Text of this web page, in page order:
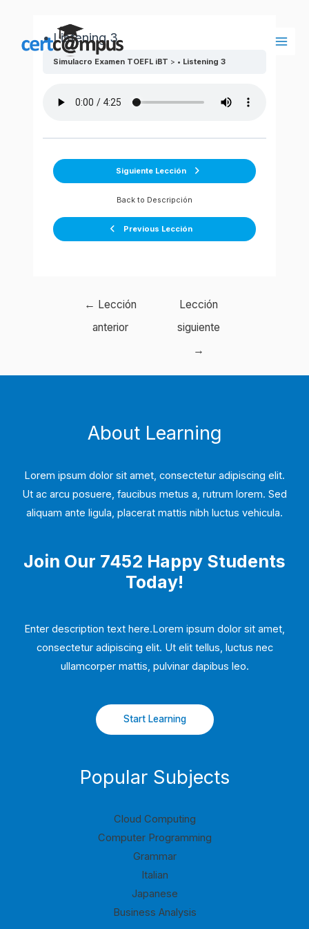
contenido
• Listening 3
Simulacro Examen TOEFL iBT • Listening 3
Previous Lección
Back to Descripción
Siguiente Lección
Navegación
← Lección
anterior
Lección
siguiente
→
About Learning
Lorem ipsum dolor sit amet, consectetur adipiscing elit.
Ut ac arcu posuere, faucibus metus a, rutrum lorem. Sed
aliquam ante ligula, placerat mattis nibh luctus vehicula.
Join Our 7452 Happy Students​
Today!
Enter description text here.Lorem ipsum dolor sit amet,
consectetur adipiscing elit. Ut elit tellus, luctus nec
ullamcorper mattis, pulvinar dapibus leo.​
Start Learning
Popular Subjects
Cloud Computing
Computer Programming
Grammar
Italian
Japanese
Business Analysis